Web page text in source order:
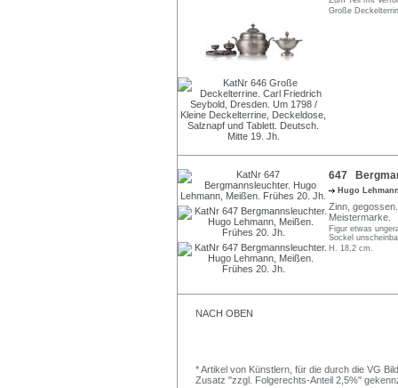
Große
647
Hugo
Zinn,
Meistermarke.
Figur etwas
Sockel
H. 18,2 cm.
NACH OBEN
* Artikel von Künstlern, für die durch die VG
Zusatz "zzgl. Folgerechts-Anteil 2,5%"